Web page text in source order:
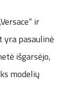
ir
yra pasaulinė
išgarsėjo,
modelių